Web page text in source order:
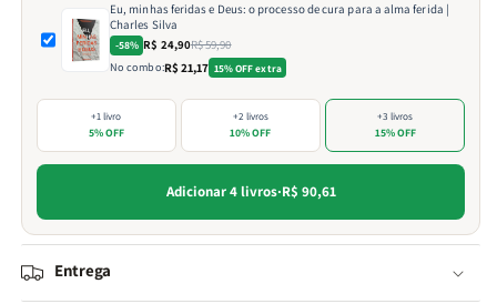
Eu, minhas feridas e Deus: o processo de cura para a alma ferida |
Charles Silva
-58% R$ 24,90R$ 59,90
No combo:R$ 21,17 15% OFF extra
+1 livro
5% OFF
+2 livros
10% OFF
+3 livros
15% OFF
Adicionar 4 livros·R$ 90,61
Entrega